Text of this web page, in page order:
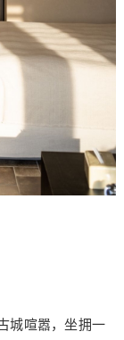
城喧嚣，坐拥一